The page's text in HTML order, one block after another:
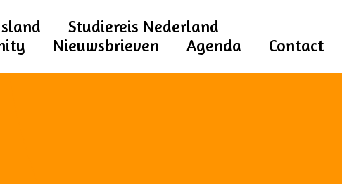
Studiereis Nederland
Nieuwsbrieven Agenda Contact